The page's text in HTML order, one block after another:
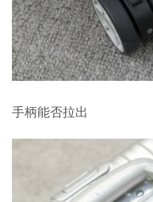
手柄能否拉出